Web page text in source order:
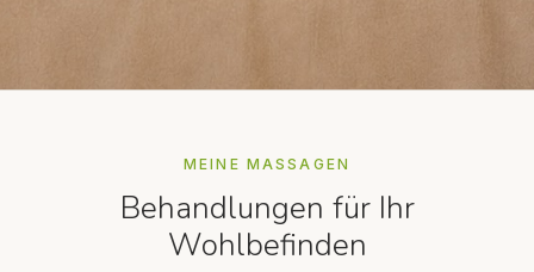
MEINE MASSAGEN
Behandlungen für Ihr
Wohlbefinden